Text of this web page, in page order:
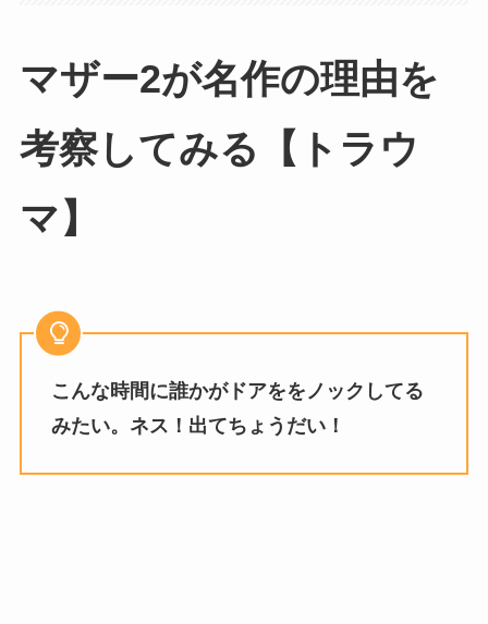
マザー2が名作の理由を
考察してみる【トラウ
マ】
こんな時間に誰かがドアををノックしてる
みたい。ネス！出てちょうだい！